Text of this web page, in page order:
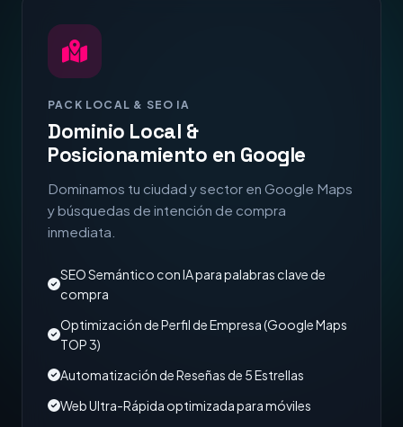
PACK LOCAL & SEO IA
Dominio Local &
Posicionamiento en Google
Dominamos tu ciudad y sector en Google Maps
y búsquedas de intención de compra
inmediata.
SEO Semántico con IA para palabras clave de
compra
Optimización de Perfil de Empresa (Google Maps
TOP 3)
Automatización de Reseñas de 5 Estrellas
Web Ultra-Rápida optimizada para móviles